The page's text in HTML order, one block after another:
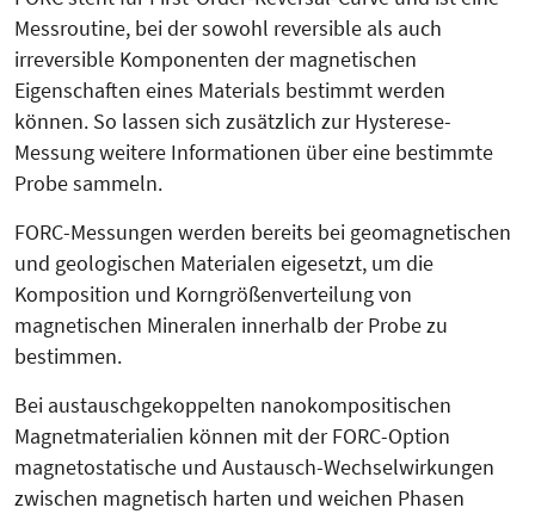
Messroutine, bei der sowohl reversible als auch
irreversible Komponenten der magnetischen
Eigenschaften eines Materials bestimmt werden
können. So lassen sich zusätzlich zur Hysterese-
Messung weite­re Informationen über eine bestimmte
Probe sammeln.
FORC-Messungen werden bereits bei geomagnetischen
und geologischen Materialen eigesetzt, um die
Komposition und Korngrößenverteilung von
magnetischen Mineralen innerhalb der Probe zu
bestimmen.
Bei austauschgekoppelten nanokompositischen
Magnetmaterialien können mit der FORC-Option
magnetostatische und Austausch-Wechselwirkungen
zwischen magnetisch harten und weichen Phasen